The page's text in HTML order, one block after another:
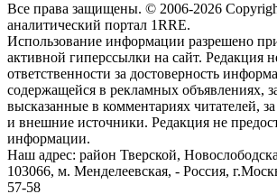
Все права защищены. © 2006-2026
аналитический портал 1RRE.
Использование информации разрешено
активной гиперссылки на сайт. Редакция
ответственности за достоверность
содержащейся в рекламных объявлениях,
высказанные в комментариях читателей,
и внешние источники. Редакция не
информации.
Наш адрес: район Тверской,
103066, м. Менделеевская, - Россия,
57-58